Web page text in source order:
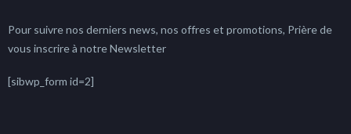
Pour suivre nos derniers news, nos offres et promotions, Prière de
vous inscrire à notre Newsletter
[sibwp_form id=2]